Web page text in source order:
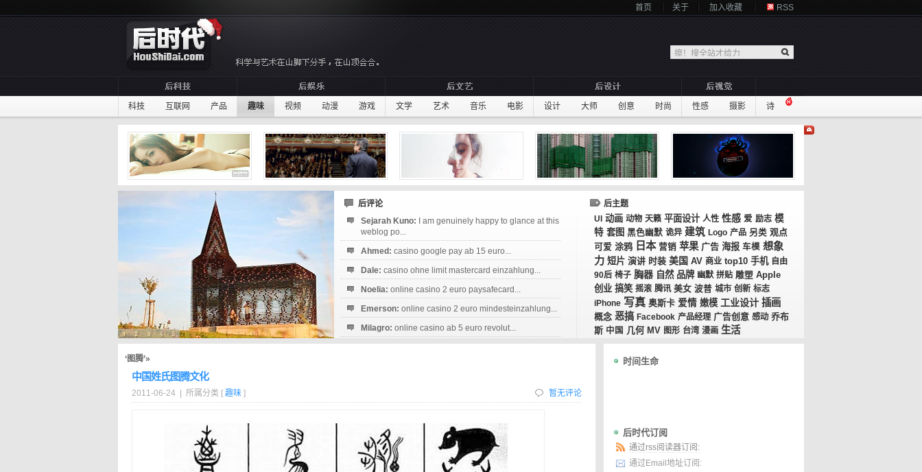
首页 关于 加入收藏 RSS
科技 互联网 产品 趣味 视频 动漫 游戏 文学 艺术 音乐 电影 设计 大师 创意 时尚 性感 摄影 诗
后评论
Sejarah Kuno:
I am genuinely happy to glance at this
weblog po...
Ahmed: casino google pay ab 15 euro...
Dale: casino ohne limit mastercard einzahlung...
Noelia: online casino 2 euro paysafecard...
Emerson: online casino 2 euro mindesteinzahlung...
Milagro: online casino ab 5 euro revolut...
后主题
UI 动画 动物 天籁 平面设计 人性 性感 爱 励志 模
特 套图 黑色幽默 诡异 建筑 Logo 产品 另类 观点
可爱 涂鸦 日本 营销 苹果 广告 海报 车模 想象
力 短片 演讲 时装 美国 AV 商业 top10 手机 自由
90后 椅子 胸器 自然 品牌 幽默 拼贴 雕塑 Apple
创业 搞笑 摇滚 腾讯 美女 波普 城市 创新 标志
iPhone 写真 奥斯卡 爱情 嫩模 工业设计 插画
概念 恶搞 Facebook 产品经理 广告创意 感动 乔布
斯 中国 几何 MV 图形 台湾 漫画 生活
‘图腾’»
中国姓氏图腾文化
2011-06-24 | 所属分类 [ 趣味 ] 暂无评论
时间生命
后时代订阅
通过rss阅读器订阅:
通过Email地址订阅: